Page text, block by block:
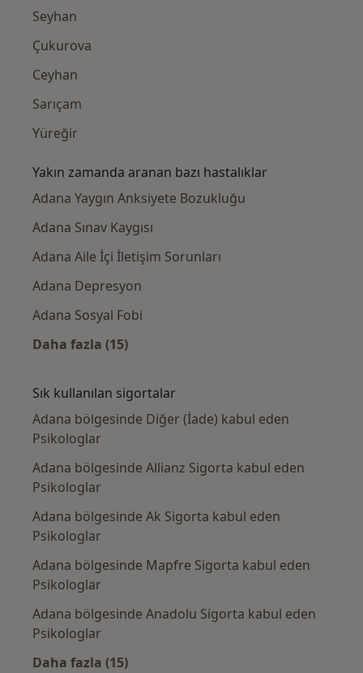
Seyhan
Çukurova
Ceyhan
Sarıçam
Yüreğir
Yakın zamanda aranan bazı hastalıklar
Adana Yaygın Anksiyete Bozukluğu
Adana Sınav Kaygısı
Adana Aile İçi İletişim Sorunları
Adana Depresyon
Adana Sosyal Fobi
Daha fazla (15)
Sık kullanılan sigortalar
Adana bölgesinde Diğer (İade) kabul eden
Psikologlar
Adana bölgesinde Allianz Sigorta kabul eden
Psikologlar
Adana bölgesinde Ak Sigorta kabul eden
Psikologlar
Adana bölgesinde Mapfre Sigorta kabul eden
Psikologlar
Adana bölgesinde Anadolu Sigorta kabul eden
Psikologlar
Daha fazla (15)